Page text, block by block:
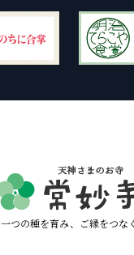
一つの種を育み、ご縁をつな